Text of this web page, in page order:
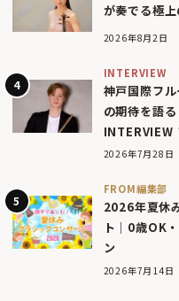
が奏でる極
2026年8月2日
INTERVIEW
神戸国際フ
の期待を語る
INTERVIEW
2026年7月28日
FROM編集部
2026年夏休
ト｜0歳OK
ン
2026年7月14日